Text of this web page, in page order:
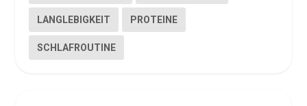
LANGLEBIGKEIT PROTEINE
SCHLAFROUTINE